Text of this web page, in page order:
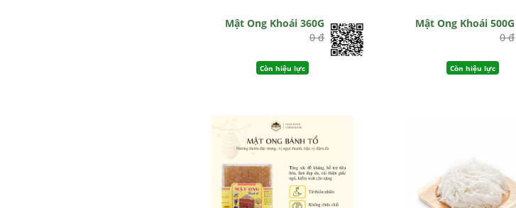
Mật Ong Khoái 360G
0 đ
Còn hiệu lực
Mật Ong Khoái 500G
0 đ
Còn hiệu lực